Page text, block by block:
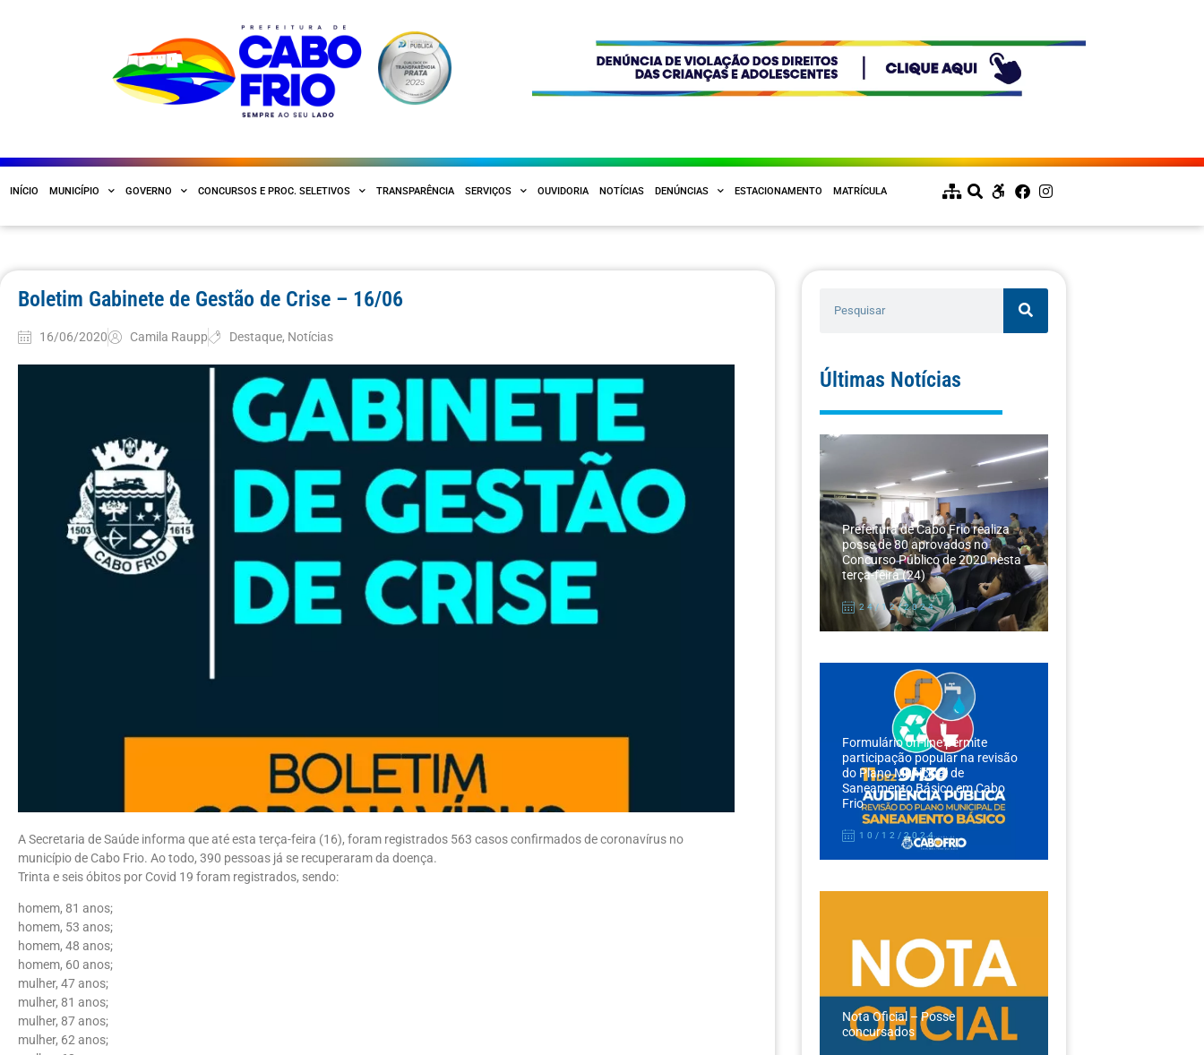
INÍCIO MUNICÍPIO GOVERNO CONCURSOS E PROC. SELETIVOS TRANSPARÊNCIA SERVIÇOS OUVIDORIA NOTÍCIAS DENÚNCIAS ESTACIONAMENTO MATRÍCULA
Boletim Gabinete de Gestão de Crise – 16/06
16/06/2020 Camila Raupp Destaque, Notícias
A Secretaria de Saúde informa que até esta terça-feira (16), foram registrados 563 casos confirmados de coronavírus no
município de Cabo Frio. Ao todo, 390 pessoas já se recuperaram da doença.
Trinta e seis óbitos por Covid 19 foram registrados, sendo:
homem, 81 anos;
homem, 53 anos;
homem, 48 anos;
homem, 60 anos;
mulher, 47 anos;
mulher, 81 anos;
mulher, 87 anos;
mulher, 62 anos;
Últimas Notícias
Prefeitura de Cabo Frio realiza
posse de 80 aprovados no
Concurso Público de 2020 nesta
terça-feira (24)
24/12/2024
Formulário on-line permite
participação popular na revisão
do Plano Municipal de
Saneamento Básico em Cabo
Frio
10/12/2024
Nota Oficial – Posse
concursados